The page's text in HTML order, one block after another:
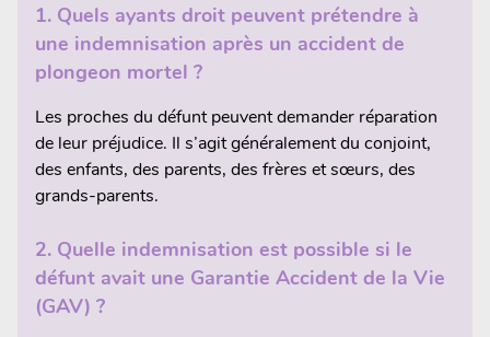
1. Quels ayants droit peuvent prétendre à
une indemnisation après un accident de
plongeon mortel ?
Les proches du défunt peuvent demander réparation
de leur préjudice. Il s’agit généralement du conjoint,
des enfants, des parents, des frères et sœurs, des
grands-parents.
2. Quelle indemnisation est possible si le
défunt avait une Garantie Accident de la Vie
(GAV) ?